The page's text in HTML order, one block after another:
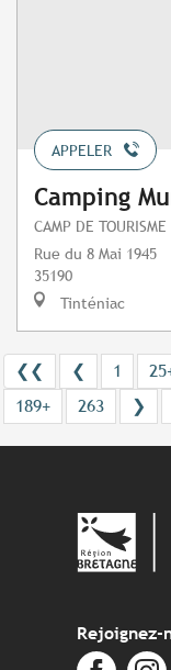
APPELER
Camping
CAMP DE
Rue du 8 Mai 1945
35190
Tinténiac
❮❮ ❮ 1
189+
263 ❯
Rejoignez-